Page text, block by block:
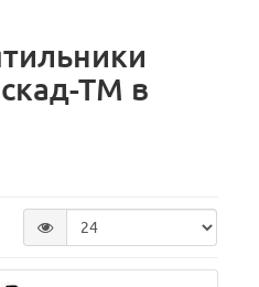
ТМ в